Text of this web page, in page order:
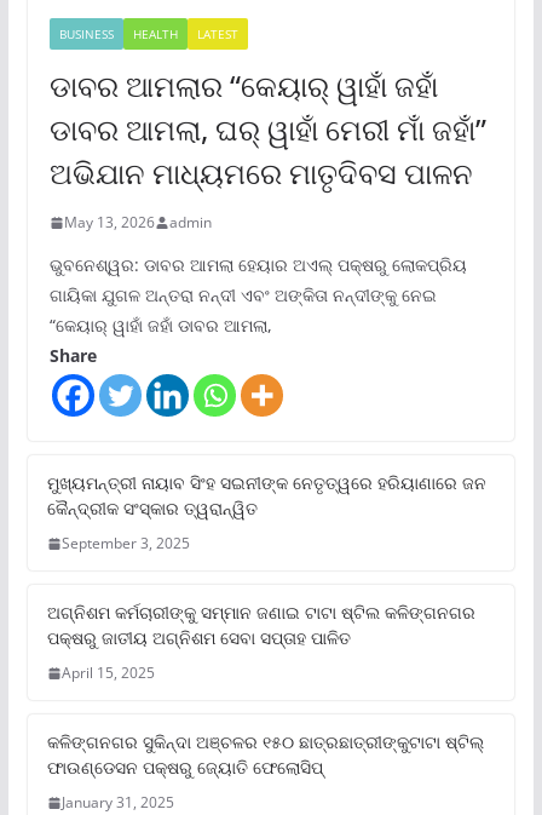
BUSINESS HEALTH LATEST
ଡାବର ଆମଲାର “କେୟାର୍ ୱାହାଁ ଜହାଁ
ଡାବର ଆମଲା, ଘର୍ ୱାହାଁ ମେରୀ ମାଁ ଜହାଁ”
ଅଭିଯାନ ମାଧ୍ୟମରେ ମାତୃଦିବସ ପାଳନ
May 13, 2026 admin
ଭୁବନେଶ୍ୱର: ଡାବର ଆମଲା ହେୟାର ଅଏଲ୍ ପକ୍ଷରୁ ଲୋକପ୍ରିୟ
ଗାୟିକା ଯୁଗଳ ଅନ୍ତରା ନନ୍ଦୀ ଏବଂ ଅଙ୍କିତା ନନ୍ଦୀଙ୍କୁ ନେଇ
“କେୟାର୍ ୱାହାଁ ଜହାଁ ଡାବର ଆମଲା,
Share
ମୁଖ୍ୟମନ୍ତ୍ରୀ ନାୟାବ ସିଂହ ସଇନୀଙ୍କ ନେତୃତ୍ୱରେ ହରିୟାଣାରେ ଜନ
କୈନ୍ଦ୍ରୀକ ସଂସ୍କାର ତ୍ୱରାନ୍ୱିତ
September 3, 2025
ଅଗ୍ନିଶମ କର୍ମଚାରୀଙ୍କୁ ସମ୍ମାନ ଜଣାଇ ଟାଟା ଷ୍ଟିଲ କଳିଙ୍ଗନଗର
ପକ୍ଷରୁ ଜାତୀୟ ଅଗ୍ନିଶମ ସେବା ସପ୍ତାହ ପାଳିତ
April 15, 2025
କଳିଙ୍ଗନଗର ସୁକିନ୍ଦା ଅଞ୍ଚଳର ୧୫୦ ଛାତ୍ରଛାତ୍ରୀଙ୍କୁଟାଟା ଷ୍ଟିଲ୍
ଫାଉଣ୍ଡେସନ ପକ୍ଷରୁ ଜ୍ୟୋତି ଫେଲୋସିପ୍‌
January 31, 2025